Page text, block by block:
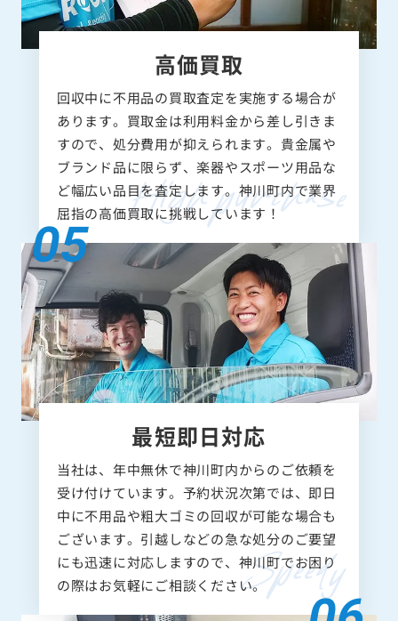
高価買取
回収中に不用品の買取査定を実施する場合が
あります。買取金は利用料金から差し引きま
すので、処分費用が抑えられます。貴金属や
ブランド品に限らず、楽器やスポーツ用品な
ど幅広い品目を査定します。神川町内で業界
屈指の高価買取に挑戦しています！
最短即日対応
当社は、年中無休で神川町内からのご依頼を
受け付けています。予約状況次第では、即日
中に不用品や粗大ゴミの回収が可能な場合も
ございます。引越しなどの急な処分のご要望
にも迅速に対応しますので、神川町でお困り
の際はお気軽にご相談ください。